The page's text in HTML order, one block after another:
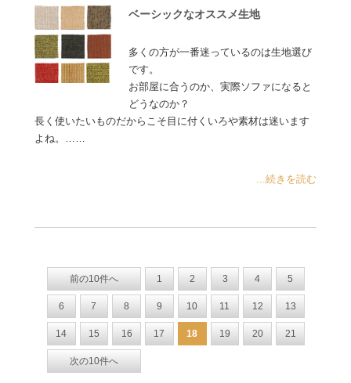
ベーシックなオススメ生地
多くの方が一番迷っているのは生地選び
です。
お部屋に合うのか、実際ソファになると
どうなのか？
長く使いたいものだからこそ目に付くいろや素材は迷います
よね。……
...続きを読む
前の10件へ 1 2 3 4 5
6 7 8 9 10 11 12 13
14 15 16 17 18 19 20 21
次の10件へ